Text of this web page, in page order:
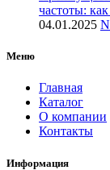
частоты:
04.01.2025
Меню
Главная
Каталог
О компании
Контакты
Информация